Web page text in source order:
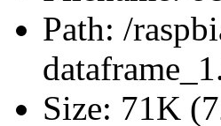
Path: /
Size: 71K